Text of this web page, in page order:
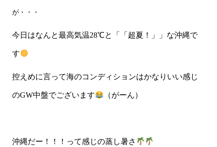
が・・・
今日はなんと最高気温28℃と「「超夏！」」な沖縄で
す
控えめに言って海のコンディションはかなりいい感じ
のGW中盤でございます （がーん）
沖縄だー！！！って感じの蒸し暑さ